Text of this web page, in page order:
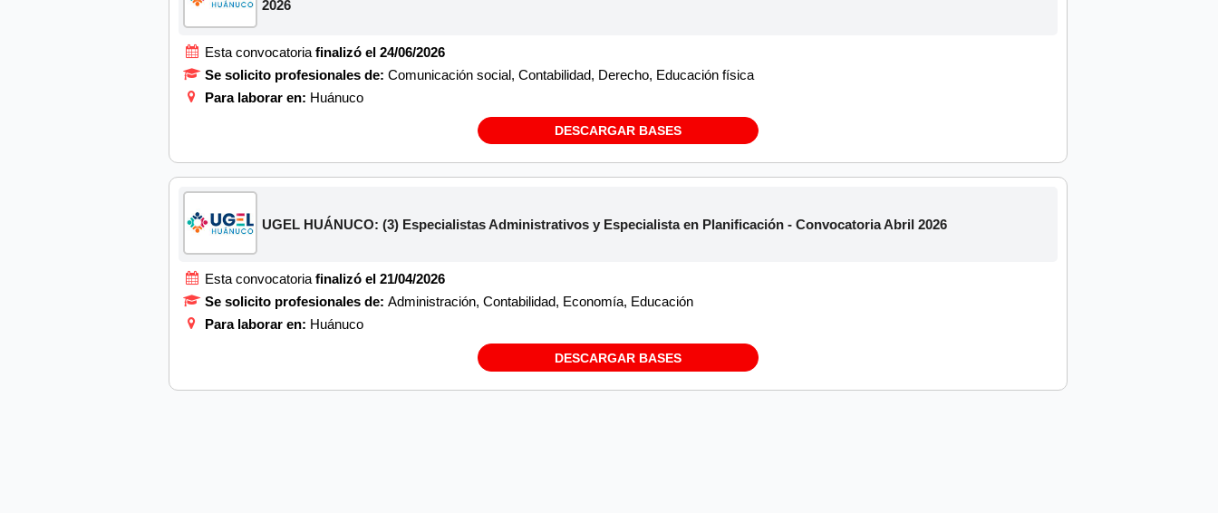
2026
Esta convocatoria finalizó el 24/06/2026
Se solicito profesionales de: Comunicación social, Contabilidad, Derecho, Educación física
Para laborar en: Huánuco
DESCARGAR BASES
UGEL HUÁNUCO: (3) Especialistas Administrativos y Especialista en Planificación - Convocatoria Abril 2026
Esta convocatoria finalizó el 21/04/2026
Se solicito profesionales de: Administración, Contabilidad, Economía, Educación
Para laborar en: Huánuco
DESCARGAR BASES